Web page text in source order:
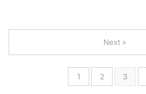
1 2 3
Next »